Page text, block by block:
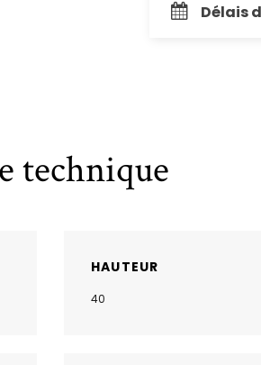
Délais
technique
HAUTEUR
40